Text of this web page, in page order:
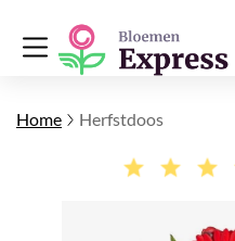
Home Herfstdoos